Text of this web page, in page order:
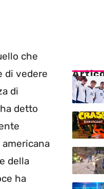
che
di vedere
di
detto
della
ha